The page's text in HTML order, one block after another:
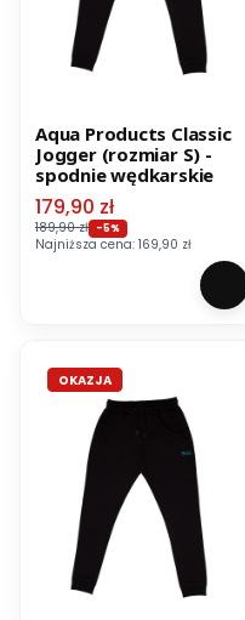
Aqua Products Classic
Jogger (rozmiar S) -
spodnie wędkarskie
Cena promocyjna
179,90 zł
189,90 zł -5%
Najniższa cena: 169,90 zł
OKAZJA